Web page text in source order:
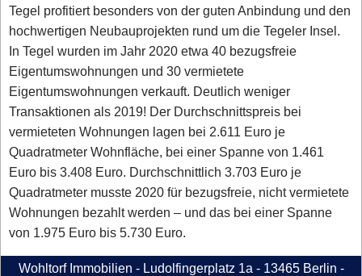
Tegel profitiert besonders von der guten Anbindung und den
hochwertigen Neubauprojekten rund um die Tegeler Insel.
In Tegel wurden im Jahr 2020 etwa 40 bezugsfreie
Eigentumswohnungen und 30 vermietete
Eigentumswohnungen verkauft. Deutlich weniger
Transaktionen als 2019! Der Durchschnittspreis bei
vermieteten Wohnungen lagen bei 2.611 Euro je
Quadratmeter Wohnfläche, bei einer Spanne von 1.461
Euro bis 3.408 Euro. Durchschnittlich 3.703 Euro je
Quadratmeter musste 2020 für bezugsfreie, nicht vermietete
Wohnungen bezahlt werden – und das bei einer Spanne
von 1.975 Euro bis 5.730 Euro.
Wohltorf Immobilien - Ludolfingerplatz 1a - 13465 Berlin -